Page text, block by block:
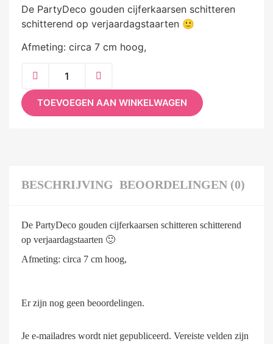
De PartyDeco gouden cijferkaarsen schitteren
schitterend op verjaardagstaarten 🙂
Afmeting: circa 7 cm hoog,
TOEVOEGEN AAN WINKELWAGEN
BESCHRIJVING BEOORDELINGEN (0)
De PartyDeco gouden cijferkaarsen schitteren schitterend
op verjaardagstaarten 🙂
Afmeting: circa 7 cm hoog,
Er zijn nog geen beoordelingen.
Je e-mailadres wordt niet gepubliceerd. Vereiste velden zijn